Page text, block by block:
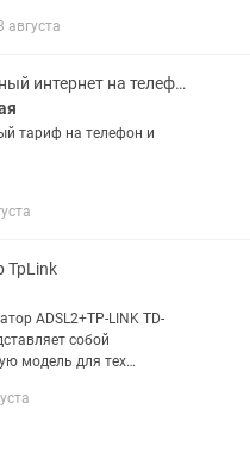
сигнала, достигающим
августа
Безлимитный интернет на телефон
тариф на телефон и
TpLink
ADSL2+TP-LINK TD-
собой
модель для тех
периферийные